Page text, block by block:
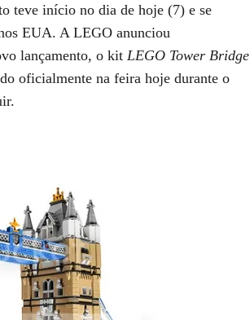
teve início no dia de hoje (7) e se
EUA. A LEGO anunciou
lançamento, o kit LEGO Tower Bridge
oficialmente na feira hoje durante o